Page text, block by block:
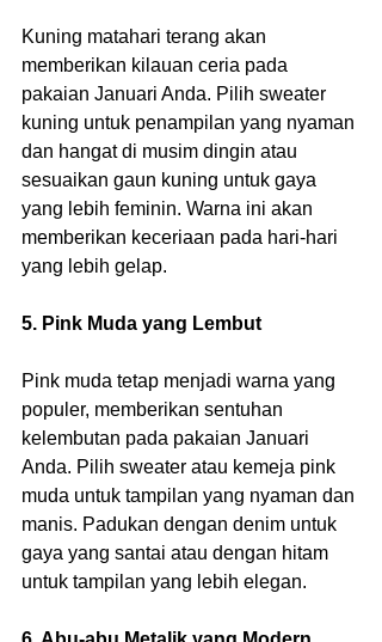
Kuning matahari terang akan
memberikan kilauan ceria pada
pakaian Januari Anda. Pilih sweater
kuning untuk penampilan yang nyaman
dan hangat di musim dingin atau
sesuaikan gaun kuning untuk gaya
yang lebih feminin. Warna ini akan
memberikan keceriaan pada hari-hari
yang lebih gelap.
5. Pink Muda yang Lembut
Pink muda tetap menjadi warna yang
populer, memberikan sentuhan
kelembutan pada pakaian Januari
Anda. Pilih sweater atau kemeja pink
muda untuk tampilan yang nyaman dan
manis. Padukan dengan denim untuk
gaya yang santai atau dengan hitam
untuk tampilan yang lebih elegan.